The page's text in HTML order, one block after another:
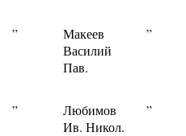
”
Макеев
Василий
Пав.
”
”
Любимов
Ив. Никол.
”